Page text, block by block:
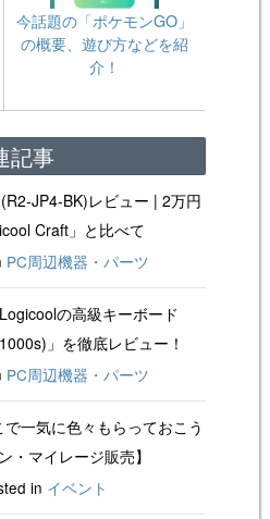
今話題の「ポケモンGO」
の概要、遊び方などを紹
介！
記事
JP4-BK)レビュー | 2万円
Craft」と比べて
PC周辺機器・パーツ
の高級キーボード
」を徹底レビュー！
PC周辺機器・パーツ
で一気に色々もらっておこう
・マイレージ販売】
in イベント